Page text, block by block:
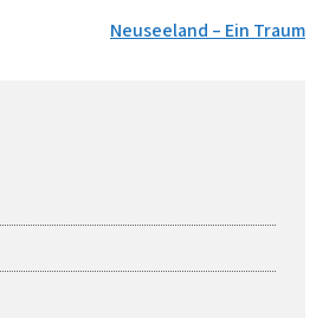
Neuseeland – Ein Traum